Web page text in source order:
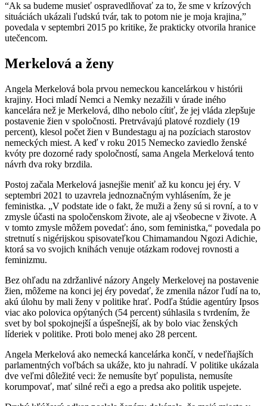
“Ak sa budeme musieť ospravedlňovať za to, že sme v krízových
situáciách ukázali ľudskú tvár, tak to potom nie je moja krajina,”
povedala v septembri 2015 po kritike, že prakticky otvorila hranice
utečencom.
Merkelová a ženy
Angela Merkelová bola prvou nemeckou kancelárkou v histórii
krajiny. Hoci mladí Nemci a Nemky nezažili v úrade iného
kancelára než je Merkelová, dlho nebolo cítiť, že jej vláda zlepšuje
postavenie žien v spoločnosti. Pretrvávajú platové rozdiely (19
percent), klesol počet žien v Bundestagu aj na pozíciach starostov
nemeckých miest. A keď v roku 2015 Nemecko zaviedlo ženské
kvóty pre dozorné rady spoločností, sama Angela Merkelová tento
návrh dva roky brzdila.
Postoj začala Merkelová jasnejšie meniť až ku koncu jej éry. V
septembri 2021 to uzavrela jednoznačným vyhlásením, že je
feministka. „V podstate ide o fakt, že muži a ženy sú si rovní, a to v
zmysle účasti na spoločenskom živote, ale aj všeobecne v živote. A
v tomto zmysle môžem povedať: áno, som feministka,“ povedala po
stretnutí s nigérijskou spisovateľkou Chimamandou Ngozi Adichie,
ktorá sa vo svojich knihách venuje otázkam rodovej rovnosti a
feminizmu.
Bez ohľadu na zdržanlivé názory Angely Merkelovej na postavenie
žien, môžeme na konci jej éry povedať, že zmenila názor ľudí na to,
akú úlohu by mali ženy v politike hrať. Podľa štúdie agentúry Ipsos
viac ako polovica opýtaných (54 percent) súhlasila s tvrdením, že
svet by bol spokojnejší a úspešnejší, ak by bolo viac ženských
líderiek v politike. Proti bolo menej ako 28 percent.
Angela Merkelová ako nemecká kancelárka končí, v nedeľňajších
parlamentných voľbách sa ukáže, kto ju nahradí. V politike ukázala
dve veľmi dôležité veci: že nemusíte byť populista, nemusíte
korumpovať, mať silné reči a ego a predsa ako politik uspejete.